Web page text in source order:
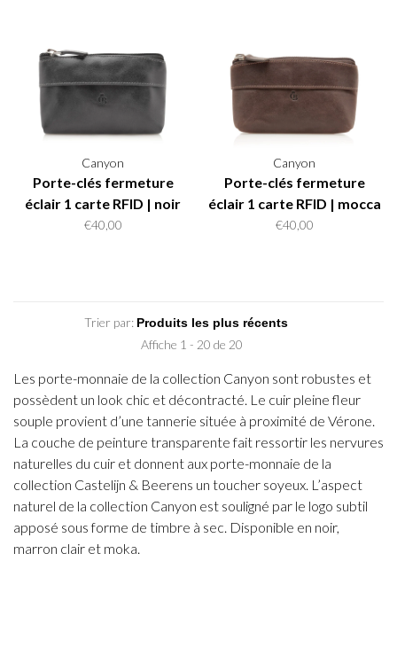
Canyon
Porte-clés fermeture
éclair 1 carte RFID | noir
€40,00
Canyon
Porte-clés fermeture
éclair 1 carte RFID | mocca
€40,00
Trier par:
Affiche 1 - 20 de 20
Les porte-monnaie de la collection Canyon sont robustes et
possèdent un look chic et décontracté. Le cuir pleine fleur
souple provient d’une tannerie située à proximité de Vérone.
La couche de peinture transparente fait ressortir les nervures
naturelles du cuir et donnent aux porte-monnaie de la
collection Castelijn & Beerens un toucher soyeux. L’aspect
naturel de la collection Canyon est souligné par le logo subtil
apposé sous forme de timbre à sec. Disponible en noir,
marron clair et moka.